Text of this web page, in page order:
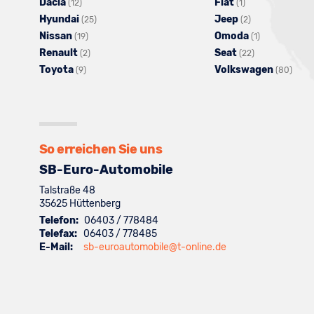
von
Audi
anzeigen
von
BMW
anzeigen
(12)
Fahrzeuge
von
Dacia
anzeigen
(1)
Fahrzeuge
von
Fiat
anzeigen
Hyundai (25) Jeep (2)
Fahrzeuge
von
Jeep
Nissan (19)
Fahrzeuge
Omoda (1)
von
Renault (2) Seat (22)
Fahrzeuge
Toyota (9) Volkswagen (80)
So erreichen Sie uns
SB-Euro-Automobile
Talstraße 48
35625 Hüttenberg
Telefon: 06403 / 778484
Telefax: 06403 / 778485
E-Mail:
sb-euroautomobile@t-online.de